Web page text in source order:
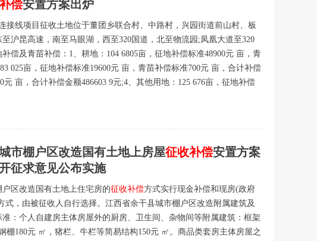
偿安置方案出炉
接线项目征收土地位于董团乡联合村、中路村，兴园街道前山村、板
沪昆高速，南至马眼湖，西至320国道，北至物流园;凤凰大道至320
偿及青苗补偿：1、耕地：104 6805亩，征地补偿标准48900元 亩，青
025亩，征地补偿标准19600元 亩，青苗补偿标准700元 亩，合计补偿
亩，合计补偿金额486603 9元;4、其他用地：125 676亩，征地补偿
市棚户区改造国有土地上房屋征收补偿安置方案
征求意见公布实施
区改造国有土地上住宅房的征收补偿方式实行现金补偿和现房(政府
式，由被征收人自行选择。江西省余干县城市棚户区改造附属建筑及
准：个人自建房主体房屋外的厨房、卫生间、杂物间等附属建筑：框架
棚180元 ㎡，猪栏、牛栏等简易结构150元 ㎡。商品类套房主体房屋之